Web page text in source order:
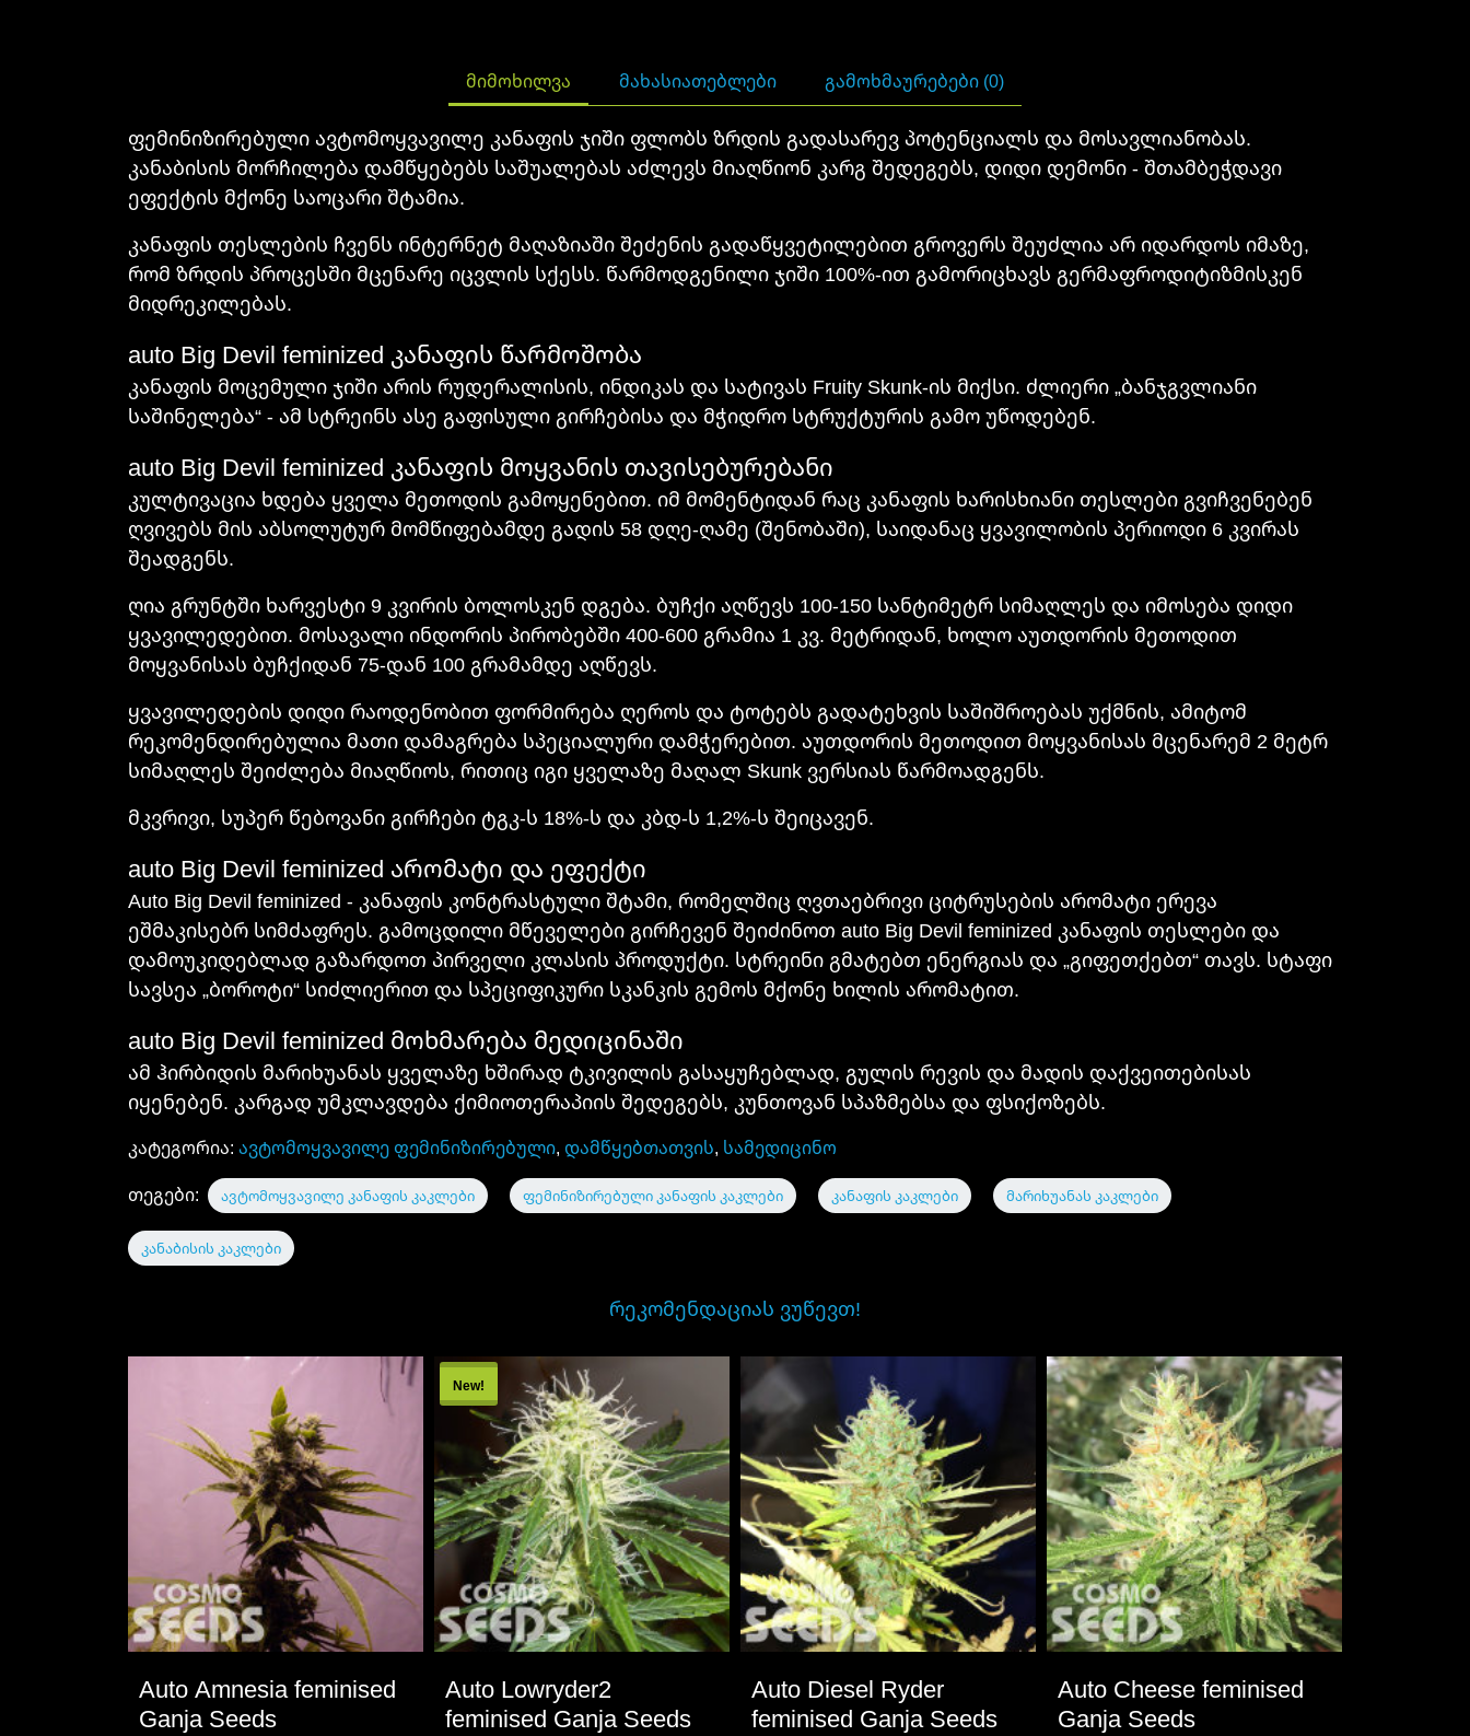
ᲛᲘᲛᲝᲮᲘᲚᲕᲐ ᲛᲐᲮᲐᲡᲘᲐᲗᲔᲑᲚᲔᲑᲘ ᲒᲐᲛᲝᲮᲛᲐᲣᲠᲔᲑᲔᲑᲘ (0)
ფემინიზირებული ავტომოყვავილე კანაფის ჯიში ფლობს ზრდის გადასარევ პოტენციალს და მოსავლიანობას.
კანაბისის მორჩილება დამწყებებს საშუალებას აძლევს მიაღწიონ კარგ შედეგებს, დიდი დემონი - შთამბეჭდავი
ეფექტის მქონე საოცარი შტამია.
კანაფის თესლების ჩვენს ინტერნეტ მაღაზიაში შეძენის გადაწყვეტილებით გროვერს შეუძლია არ იდარდოს იმაზე,
რომ ზრდის პროცესში მცენარე იცვლის სქესს. წარმოდგენილი ჯიში 100%-ით გამორიცხავს გერმაფროდიტიზმისკენ
მიდრეკილებას.
auto Big Devil feminized კანაფის წარმოშობა
კანაფის მოცემული ჯიში არის რუდერალისის, ინდიკას და სატივას Fruity Skunk-ის მიქსი. ძლიერი „ბანჯგვლიანი
საშინელება“ - ამ სტრეინს ასე გაფისული გირჩებისა და მჭიდრო სტრუქტურის გამო უწოდებენ.
auto Big Devil feminized კანაფის მოყვანის თავისებურებანი
კულტივაცია ხდება ყველა მეთოდის გამოყენებით. იმ მომენტიდან რაც კანაფის ხარისხიანი თესლები გვიჩვენებენ
ღვივებს მის აბსოლუტურ მომწიფებამდე გადის 58 დღე-ღამე (შენობაში), საიდანაც ყვავილობის პერიოდი 6 კვირას
შეადგენს.
ღია გრუნტში ხარვესტი 9 კვირის ბოლოსკენ დგება. ბუჩქი აღწევს 100-150 სანტიმეტრ სიმაღლეს და იმოსება დიდი
ყვავილედებით. მოსავალი ინდორის პირობებში 400-600 გრამია 1 კვ. მეტრიდან, ხოლო აუთდორის მეთოდით
მოყვანისას ბუჩქიდან 75-დან 100 გრამამდე აღწევს.
ყვავილედების დიდი რაოდენობით ფორმირება ღეროს და ტოტებს გადატეხვის საშიშროებას უქმნის, ამიტომ
რეკომენდირებულია მათი დამაგრება სპეციალური დამჭერებით. აუთდორის მეთოდით მოყვანისას მცენარემ 2 მეტრ
სიმაღლეს შეიძლება მიაღწიოს, რითიც იგი ყველაზე მაღალ Skunk ვერსიას წარმოადგენს.
მკვრივი, სუპერ წებოვანი გირჩები ტგკ-ს 18%-ს და კბდ-ს 1,2%-ს შეიცავენ.
auto Big Devil feminized არომატი და ეფექტი
Auto Big Devil feminized - კანაფის კონტრასტული შტამი, რომელშიც ღვთაებრივი ციტრუსების არომატი ერევა
ეშმაკისებრ სიმძაფრეს. გამოცდილი მწეველები გირჩევენ შეიძინოთ auto Big Devil feminized კანაფის თესლები და
დამოუკიდებლად გაზარდოთ პირველი კლასის პროდუქტი. სტრეინი გმატებთ ენერგიას და „გიფეთქებთ“ თავს. სტაფი
სავსეა „ბოროტი“ სიძლიერით და სპეციფიკური სკანკის გემოს მქონე ხილის არომატით.
auto Big Devil feminized მოხმარება მედიცინაში
ამ ჰირბიდის მარიხუანას ყველაზე ხშირად ტკივილის გასაყუჩებლად, გულის რევის და მადის დაქვეითებისას
იყენებენ. კარგად უმკლავდება ქიმიოთერაპიის შედეგებს, კუნთოვან სპაზმებსა და ფსიქოზებს.
კატეგორია: ავტომოყვავილე ფემინიზირებული, დამწყებთათვის, სამედიცინო
თეგები:
ავტომოყვავილე კანაფის კაკლები ფემინიზირებული კანაფის კაკლები კანაფის კაკლები მარიხუანას კაკლები
კანაბისის კაკლები
ᲠᲔᲙᲝᲛᲔᲜᲓᲐᲪᲘᲐᲡ ᲕᲣᲬᲔᲕᲗ!
Auto Amnesia feminised
Ganja Seeds
New!
Auto Lowryder2
feminised Ganja Seeds
Auto Diesel Ryder
feminised Ganja Seeds
Auto Cheese feminised
Ganja Seeds